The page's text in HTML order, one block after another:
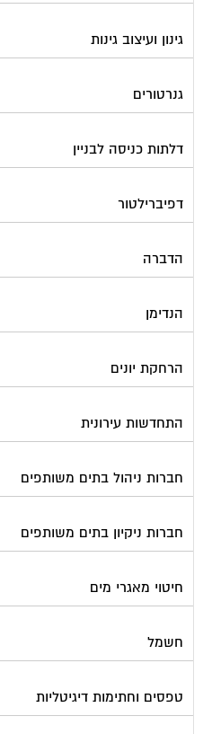
גינון ועיצוב גינות
גנרטורים
דלתות כניסה לבניין
דפיברילטור
הדברה
הנדימן
הרחקת יונים
התחדשות עירונית
חברות ניהול בתים משותפים
חברות ניקיון בתים משותפים
חיטוי מאגרי מים
חשמל
טפסים וחתימות דיגיטליות